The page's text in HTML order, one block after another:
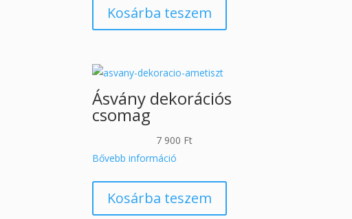
Kosárba teszem
Ásvány dekorációs
csomag
7 900 Ft
Bővebb információ
Kosárba teszem